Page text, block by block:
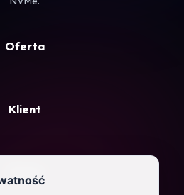
Oferta
Klient
Firma